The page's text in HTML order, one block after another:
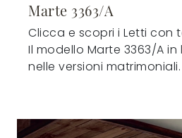
Marte 3363/A
Clicca e scopri i Letti con
Il modello Marte 3363/A
nelle versioni matrimoniali.